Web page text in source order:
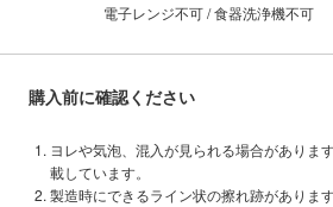
電子レンジ不可 / 食器洗浄機不可
購入前に確認ください
ヨレや気泡、混入が見られる場合がありま
載しています。
製造時にできるライン状の擦れ跡があります